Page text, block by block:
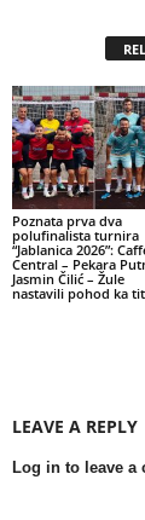
Poznata prva dva
polufinalista turnira
“Jablanica 2026”:
Central – Pekara
Jasmin Čilić – Žule
nastavili pohod ka
LEAVE A REPLY
Log in to leave a